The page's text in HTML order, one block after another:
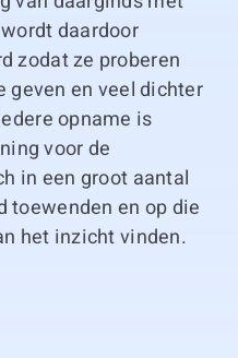
daardoor
zodat ze proberen
geven en veel dichter
opname is
voor de
in een groot aantal
toewenden en op die
het inzicht vinden.